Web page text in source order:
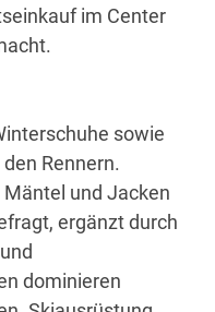
im Center
sowie
Rennern.
und Jacken
ergänzt durch
dominieren